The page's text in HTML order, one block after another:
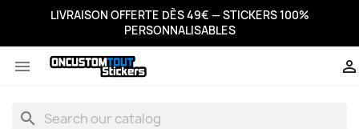
LIVRAISON OFFERTE DÈS 49€ — STICKERS 100%
PERSONNALISABLES
 
search